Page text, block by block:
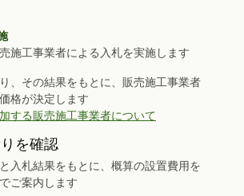
施工事業者による入札を実施します
、その結果をもとに、販売施工事業者
格が決定します
する販売施工事業者について
を確認
入札結果をもとに、概算の設置費用を
ご案内します